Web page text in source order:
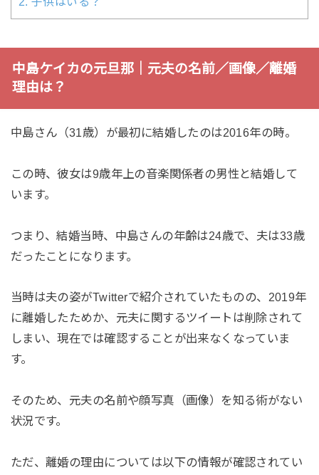
中島ケイカの元旦那｜元夫の名前／画像／離婚
理由は？
中島さん（31歳）が最初に結婚したのは2016年の時。
この時、彼女は9歳年上の音楽関係者の男性と結婚して
います。
つまり、結婚当時、中島さんの年齢は24歳で、夫は33歳
だったことになります。
当時は夫の姿がTwitterで紹介されていたものの、2019年
に離婚したためか、元夫に関するツイートは削除されて
しまい、現在では確認することが出来なくなっていま
す。
そのため、元夫の名前や顔写真（画像）を知る術がない
状況です。
ただ、離婚の理由については以下の情報が確認されてい